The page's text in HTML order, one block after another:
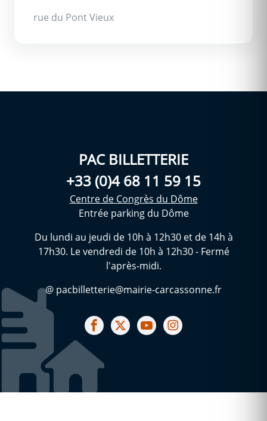
rue du Pont Vieux
PAC BILLETTERIE
+33 (0)4 68 11 59 15
Centre de Congrès du Dôme
Entrée parking du Dôme
Du lundi au jeudi de 10h à 12h30 et de 14h à
17h30. Le vendredi de 10h à 12h30 - Fermé
l'après-midi.
@ pacbilletterie@mairie-carcassonne.fr
Notre facebook
Notre X (ex Twitter)
Notre Chaine youtube